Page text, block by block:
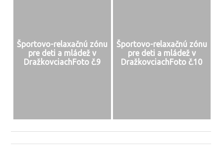
Športovo-relaxačnú zónu
pre deti a mládež v
DražkovciachFoto č.9
Športovo-relaxačnú zónu
pre deti a mládež v
DražkovciachFoto č.10